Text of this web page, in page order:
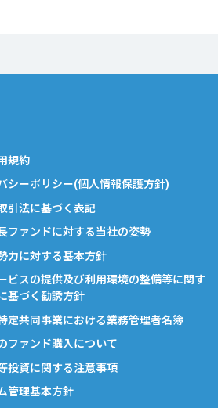
規約
シーポリシー(個人情報保護方針)
引法に基づく表記
ファンドに対する当社の姿勢
力に対する基本方針
ビスの提供及び利用環境の整備等に関す
基づく勧誘方針
定共同事業における業務管理者名簿
ファンド購入について
投資に関する注意事項
管理基本方針